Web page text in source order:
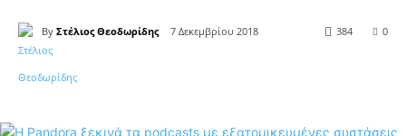
By Στέλιος Θεοδωρίδης 7 Δεκεμβρίου 2018 0
384